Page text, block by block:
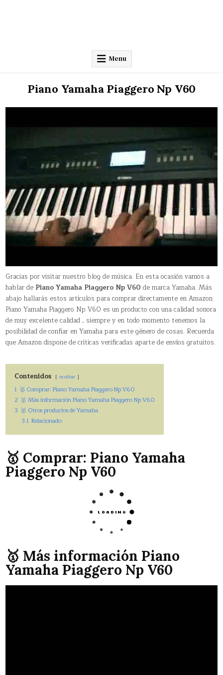
Menu
Piano Yamaha Piaggero Np V60
Gracias por visitar nuestro blog de música. En esta ocasión vamos a
hablar de Piano Yamaha Piaggero Np V60 de marca Yamaha. Más
abajo hallarás estos artículos para comprar directamente en Amazon.
Piano Yamaha Piaggero Np V60 es un producto con una calidad sonora
de muy excelente calidad , siempre y en todo momento tenemos la
posibilidad de confiar en Yamaha para este género de cosas. Recuerda
que Amazon dispone de críticas verificadas aparte de envíos gratuitos.
Contenidos ocultar
1 🥇 Comprar: Piano Yamaha Piaggero Np V60
2 🥇 Más información Piano Yamaha Piaggero Np V60
3 🥇 Otros productos de Yamaha
3.1 Relacionado:
🥇 Comprar: Piano Yamaha
Piaggero Np V60
🥇 Más información Piano
Yamaha Piaggero Np V60